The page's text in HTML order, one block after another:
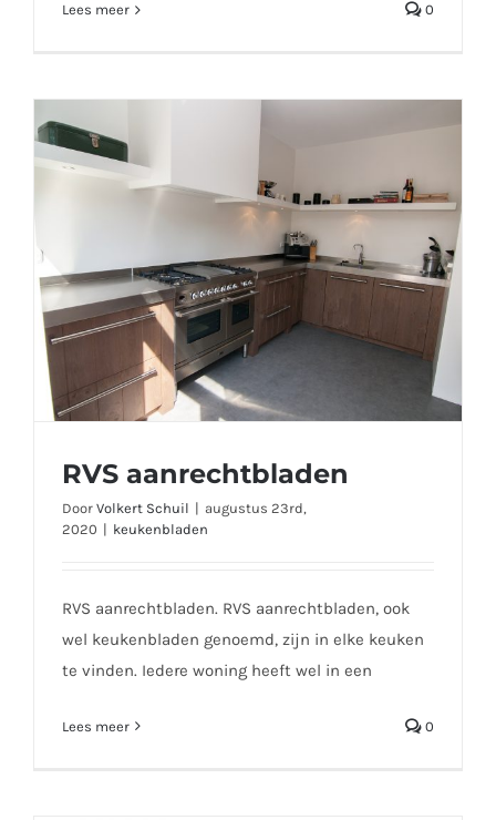
Lees meer 0
RVS aanrechtbladen
Door Volkert Schuil | augustus 23rd,
2020 | keukenbladen
RVS aanrechtbladen. RVS aanrechtbladen, ook
wel keukenbladen genoemd, zijn in elke keuken
te vinden. Iedere woning heeft wel in een
Lees meer 0